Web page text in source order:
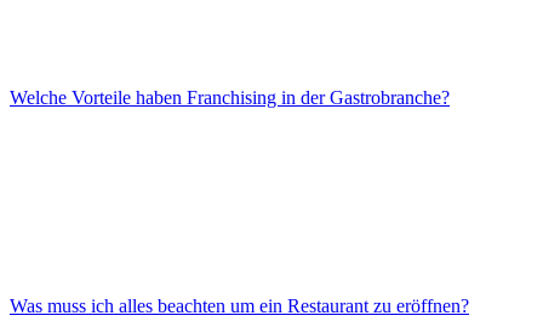
Welche Vorteile haben Franchising in der Gastrobranche?
Was muss ich alles beachten um ein Restaurant zu eröffnen?